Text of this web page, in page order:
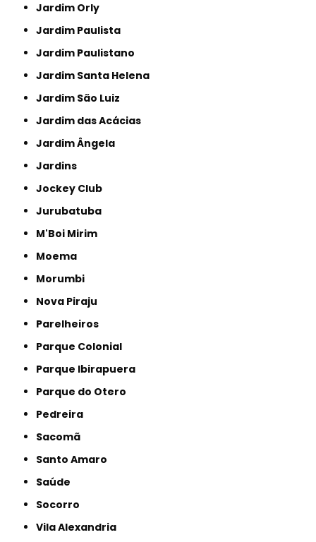
Jardim Orly
Jardim Paulista
Jardim Paulistano
Jardim Santa Helena
Jardim São Luiz
Jardim das Acácias
Jardim Ângela
Jardins
Jockey Club
Jurubatuba
M'Boi Mirim
Moema
Morumbi
Nova Piraju
Parelheiros
Parque Colonial
Parque Ibirapuera
Parque do Otero
Pedreira
Sacomã
Santo Amaro
Saúde
Socorro
Vila Alexandria